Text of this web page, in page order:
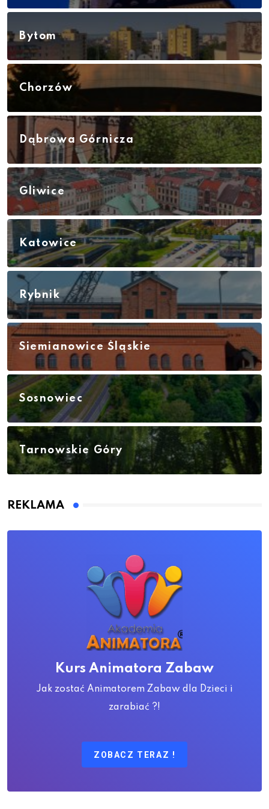
Bytom
Chorzów
Dąbrowa Górnicza
Gliwice
Katowice
Rybnik
Siemianowice Śląskie
Sosnowiec
Tarnowskie Góry
REKLAMA
Kurs Animatora Zabaw
Jak zostać Animatorem Zabaw dla Dzieci i
zarabiać ?!
ZOBACZ TERAZ !